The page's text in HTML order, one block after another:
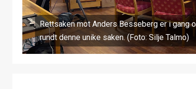
Rettsaken mot Anders Besseberg er i gang
rundt denne unike saken. (Foto: Silje Talmo)